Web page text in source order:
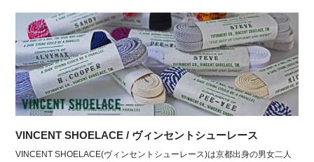
VINCENT SHOELACE / ヴィンセントシューレース
VINCENT SHOELACE(ヴィンセントシューレース)は京都出身の男女二人